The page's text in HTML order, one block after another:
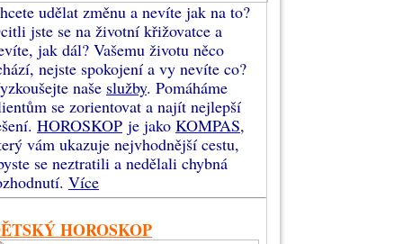
udělat změnu a nevíte jak na to?
jste se na životní křižovatce a
jak dál? Vašemu životu něco
nejste spokojení a vy nevíte co?
naše služby. Pomáháme
se zorientovat a najít nejlepší
HOROSKOP je jako KOMPAS,
vám ukazuje nejvhodnější cestu,
se neztratili a nedělali chybná
Více
HOROSKOP